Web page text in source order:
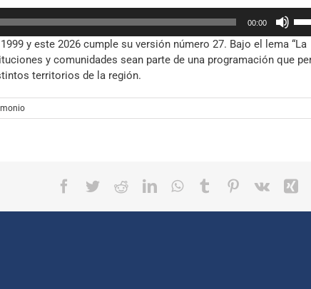
o
00:00
de
y este 2026 cumple su versión número 27. Bajo el lema “La
y comunidades sean parte de una programación que
territorios de la región.
Facebook
TwitterRedditLinkedInWhatsApp
TumblrPinterest
Vk